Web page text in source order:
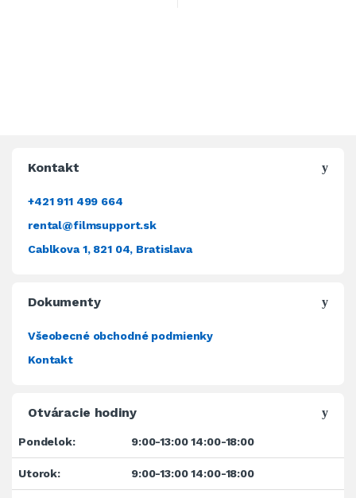
Kontakt
+421 911 499 664
rental@filmsupport.sk
Cablkova 1, 821 04, Bratislava
Dokumenty
Všeobecné obchodné podmienky
Kontakt
Otváracie hodiny
Pondelok: 9:00-13:00 14:00-18:00
Utorok: 9:00-13:00 14:00-18:00